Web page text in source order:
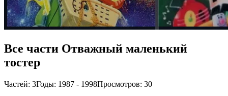
Все части Отважный маленький
тостер
Частей: 3Годы: 1987 - 1998Просмотров: 30